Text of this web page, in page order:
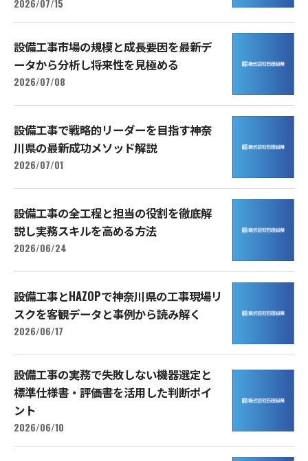
2026/07/15
設備工事市場の規模と成長要因を最新デ
ータから分析し将来性を見極める
2026/07/08
設備工事で戦略的リーダーを目指す神奈
川県の最新成功メソッド解説
2026/07/01
設備工事の全工程と担当の役割を徹底解
説し実務スキルを高める方法
2026/06/24
設備工事とHAZOPで神奈川県の工事現場リ
スクを客観データと事例から読み解く
2026/06/17
設備工事の実務で失敗しない機器選定と
標準仕様書・評価書を活用した判断ポイ
ント
2026/06/10